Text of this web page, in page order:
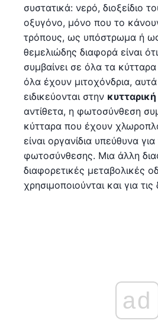
συστατικά: νερό, διοξείδιο
οξυγόνο, μόνο που το
τρόπους, ως υπόστρωμα ή
θεμελιώδης διαφορά είναι
συμβαίνει σε όλα τα
όλα έχουν μιτοχόνδρια, αυτά
ειδικεύονται στην
αντίθετα, η φωτοσύνθεση
κύτταρα που έχουν
είναι οργανίδια υπεύθυνα
φωτοσύνθεσης. Μια άλλη
διαφορετικές μεταβολικές
χρησιμοποιούνται και για τις
ad